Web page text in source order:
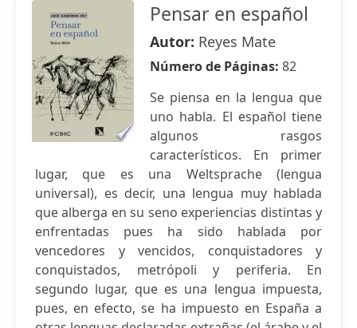
Pensar en español
Autor: Reyes Mate
Número de Páginas: 82
Se piensa en la lengua que
uno habla. El español tiene
algunos rasgos
característicos. En primer
lugar, que es una Weltsprache (lengua
universal), es decir, una lengua muy hablada
que alberga en su seno experiencias distintas y
enfrentadas pues ha sido hablada por
vencedores y vencidos, conquistadores y
conquistados, metrópoli y periferia. En
segundo lugar, que es una lengua impuesta,
pues, en efecto, se ha impuesto en España a